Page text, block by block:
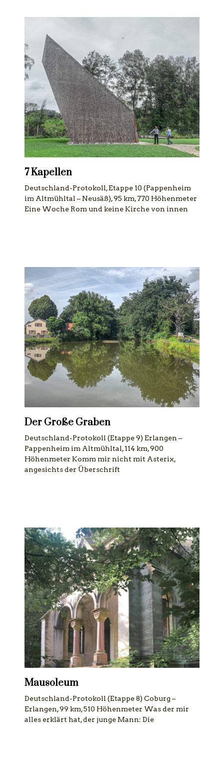
7 Kapellen
Deutschland-Protokoll, Etappe 10 (Pappenheim
im Altmühltal – Neusäß), 95 km, 770 Höhenmeter
Eine Woche Rom und keine Kirche von innen
Der Große Graben
Deutschland-Protokoll (Etappe 9) Erlangen –
Pappenheim im Altmühltal, 114 km, 900
Höhenmeter Komm mir nicht mit Asterix,
angesichts der Überschrift
Mausoleum
Deutschland-Protokoll (Etappe 8) Coburg –
Erlangen, 99 km, 510 Höhenmeter Was der mir
alles erklärt hat, der junge Mann: Die